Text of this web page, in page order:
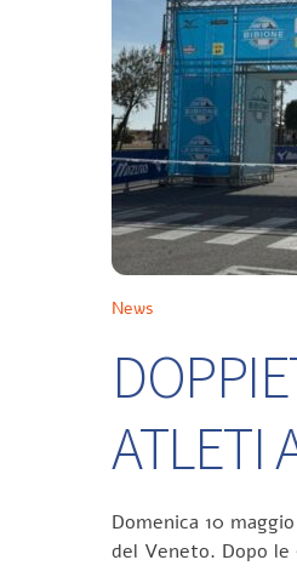
News
ATLETI
Domenica 10
del Veneto. Dopo